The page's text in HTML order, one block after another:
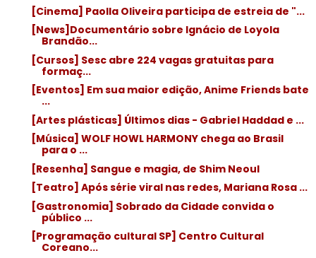
[Cinema] Paolla Oliveira participa de estreia de "...
[News]Documentário sobre Ignácio de Loyola
Brandão...
[Cursos] Sesc abre 224 vagas gratuitas para
formaç...
[Eventos] Em sua maior edição, Anime Friends bate
...
[Artes plásticas] Últimos dias - Gabriel Haddad e ...
[Música] WOLF HOWL HARMONY chega ao Brasil
para o ...
[Resenha] Sangue e magia, de Shim Neoul
[Teatro] Após série viral nas redes, Mariana Rosa ...
[Gastronomia] Sobrado da Cidade convida o
público ...
[Programação cultural SP] Centro Cultural
Coreano...